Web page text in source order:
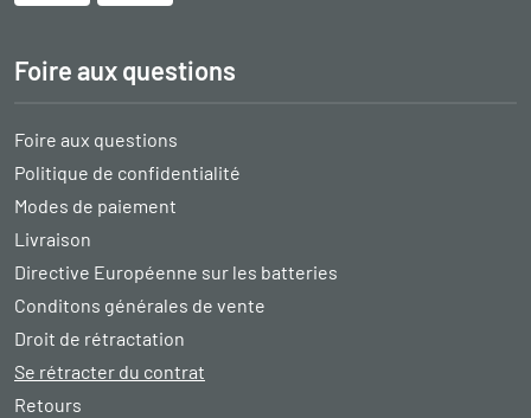
Foire aux questions
Foire aux questions
Politique de confidentialité
Modes de paiement
Livraison
Directive Européenne sur les batteries
Conditons générales de vente
Droit de rétractation
Se rétracter du contrat
Retours